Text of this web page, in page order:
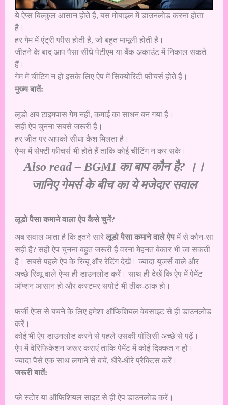
ये ऐप्स बिल्कुल आसान होते हैं, बस मोबाइल में डाउनलोड करना होता
है।
हर गेम में एंट्री फीस होती है, जो बहुत मामूली होती है।
जीतने के बाद आप पैसा सीधे पेटीएम या बैंक अकाउंट में निकाल सकते
हैं।
गेम में चीटिंग न हो इसके लिए ऐप में सिक्योरिटी फीचर्स होते हैं।
मुख्य बातें:
लूडो अब टाइमपास गेम नहीं, कमाई का साधन बन गया है।
सही ऐप चुनना सबसे जरूरी है।
हर जीत पर आपको सीधा कैश मिलता है।
ऐप्स में सेफ्टी फीचर्स भी होते हैं ताकि कोई चीटिंग न कर सके।
Also read – BGMI का बाप कौन है? ।।
जानिए गेमर्स के बीच का ये मजेदार सवाल
लूडो पैसा कमाने वाला ऐप कैसे चुनें?
अब सवाल आता है कि इतने सारे लूडो पैसा कमाने वाले ऐपमें से कौन-सा
सही है? सही ऐप चुनना बहुत जरूरी है वरना मेहनत बेकार भी जा सकती
है। सबसे पहले ऐप के रिव्यू और रेटिंग देखें। ज्यादा यूजर्स वाले और
अच्छे रिव्यू वाले ऐप्स ही डाउनलोड करें। साथ ही देखें कि ऐप में पेमेंट
ऑप्शन आसान हो और कस्टमर सपोर्ट भी ठीक-ठाक हो।
फर्जी ऐप्स से बचने के लिए हमेशा ऑफिशियल वेबसाइट से ही डाउनलोड
करें।
कोई भी ऐप डाउनलोड करने से पहले उसकी पॉलिसी अच्छे से पढ़ें।
ऐप में वेरिफिकेशन जरूर कराएं ताकि पेमेंट में कोई दिक्कत न हो।
ज्यादा पैसे एक साथ लगाने से बचें, धीरे-धीरे प्रैक्टिस करें।
जरूरी बातें:
प्ले स्टोर या ऑफिशियल साइट से ही ऐप डाउनलोड करें।